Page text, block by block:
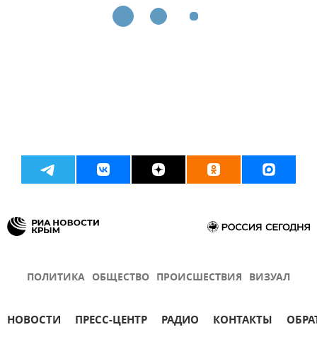
ПОЛИТИКА ОБЩЕСТВО ПРОИСШЕСТВИЯ ВИЗУАЛ
НОВОСТИ ПРЕСС-ЦЕНТР РАДИО КОНТАКТЫ